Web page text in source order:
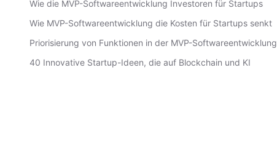
Wie die MVP-Softwareentwicklung Investoren für Startups
Wie MVP-Softwareentwicklung die Kosten für Startups senkt
Priorisierung von Funktionen in der MVP-Softwareentwicklung
40 Innovative Startup-Ideen, die auf Blockchain und KI